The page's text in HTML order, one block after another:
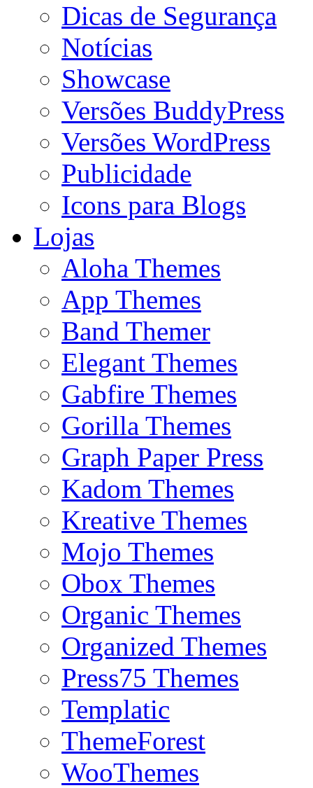
Dicas de Segurança
Notícias
Showcase
Versões BuddyPress
Versões WordPress
Publicidade
Icons para Blogs
Lojas
Aloha Themes
App Themes
Band Themer
Elegant Themes
Gabfire Themes
Gorilla Themes
Graph Paper Press
Kadom Themes
Kreative Themes
Mojo Themes
Obox Themes
Organic Themes
Organized Themes
Press75 Themes
Templatic
ThemeForest
WooThemes